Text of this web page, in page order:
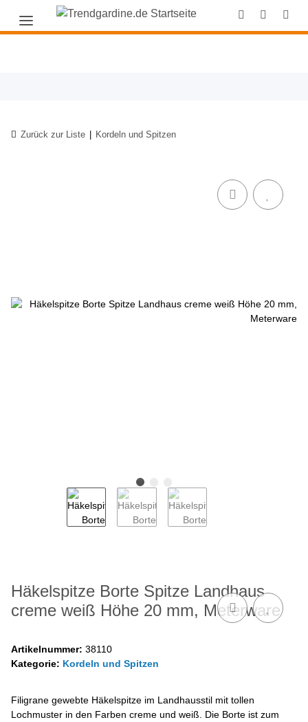
Zurück zur Liste Kordeln und Spitzen
Häkelspitze Borte Spitze Landhaus
creme weiß Höhe 20 mm, Meterware
Artikelnummer: 38110
Kategorie: Kordeln und Spitzen
Filigrane gewebte Häkelspitze im Landhausstil mit tollen
Lochmuster in den Farben creme und weiß. Die Borte ist zum